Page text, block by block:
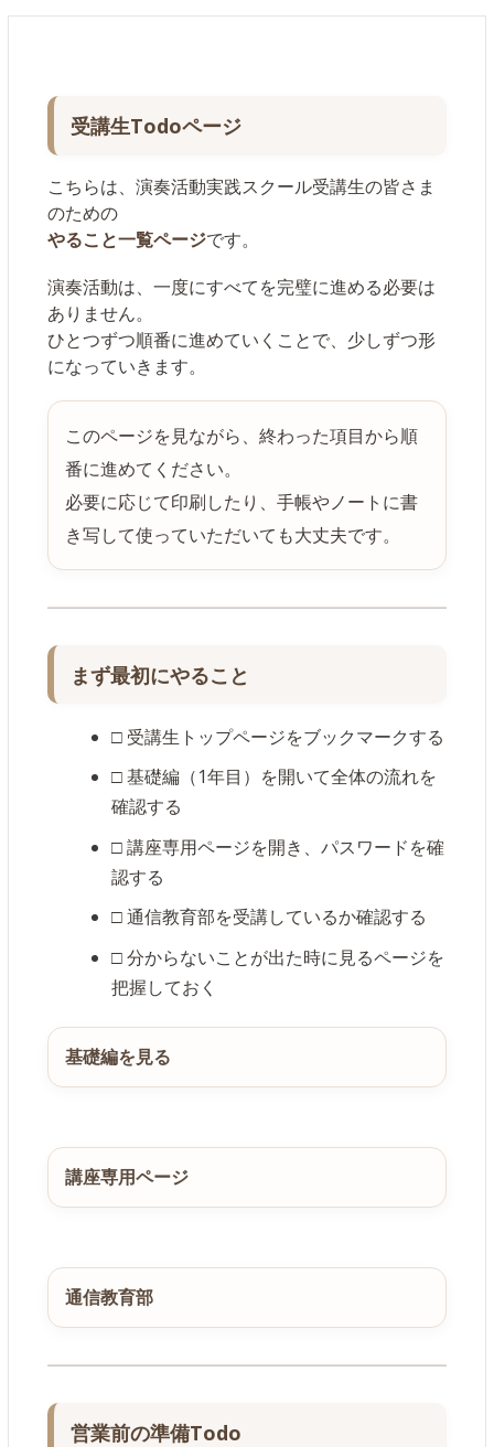
受講生Todoページ
こちらは、演奏活動実践スクール受講生の皆さま
のための
やること一覧ページです。
演奏活動は、一度にすべてを完璧に進める必要は
ありません。
ひとつずつ順番に進めていくことで、少しずつ形
になっていきます。
このページを見ながら、終わった項目から順
番に進めてください。
必要に応じて印刷したり、手帳やノートに書
き写して使っていただいても大丈夫です。
まず最初にやること
□ 受講生トップページをブックマークする
□ 基礎編（1年目）を開いて全体の流れを
確認する
□ 講座専用ページを開き、パスワードを確
認する
□ 通信教育部を受講しているか確認する
□ 分からないことが出た時に見るページを
把握しておく
基礎編を見る
講座専用ページ
通信教育部
営業前の準備Todo